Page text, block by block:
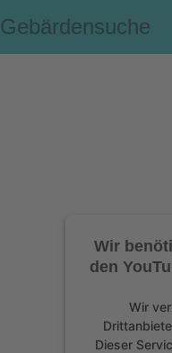
Gebärdensuche
Wir
den
Wir
Dieser